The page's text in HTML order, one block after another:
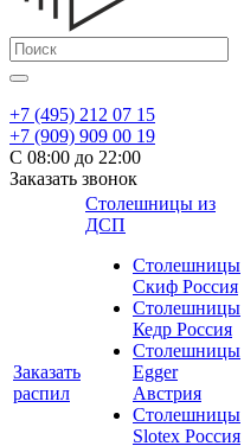
+7 (495) 212 07 15
+7 (909) 909 00 19
С 08:00 до 22:00
Заказать звонок
Заказать
распил
Столешницы из
ДСП
Столешницы
Скиф Россия
Столешницы
Кедр Россия
Столешницы
Egger
Австрия
Столешницы
Slotex Россия